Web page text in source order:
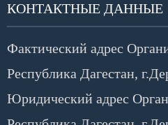
КОНТАКТНЫЕ ДАННЫЕ
Фактический адрес
Республика Дагестан,
Юридический адрес